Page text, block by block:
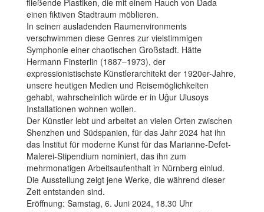
fließende Plastiken, die mit einem Hauch von Dada
einen fiktiven Stadtraum möblieren.
In seinen ausladenden Raumenvironments
verschwimmen diese Genres zur vielstimmigen
Symphonie einer chaotischen Großstadt. Hätte
Hermann Finsterlin (1887–1973), der
expressionistischste Künstlerarchitekt der 1920er-Jahre,
unsere heutigen Medien und Reisemöglichkeiten
gehabt, wahrscheinlich würde er in Uğur Ulusoys
Installationen wohnen wollen.
Der Künstler lebt und arbeitet an vielen Orten zwischen
Shenzhen und Südspanien, für das Jahr 2024 hat ihn
das Institut für moderne Kunst für das Marianne-Defet-
Malerei-Stipendium nominiert, das ihn zum
mehrmonatigen Arbeitsaufenthalt in Nürnberg einlud.
Die Ausstellung zeigt jene Werke, die während dieser
Zeit entstanden sind.
Eröffnung: Samstag, 6. Juni 2024, 18.30 Uhr